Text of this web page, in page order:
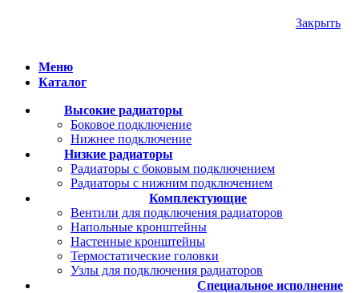
Закрыть
Меню
Каталог
Высокие радиаторы
Боковое подключение
Нижнее подключение
Низкие радиаторы
Радиаторы с боковым подключением
Радиаторы с нижним подключением
Комплектующие
Вентили для подключения радиаторов
Напольные кронштейны
Настенные кронштейны
Термостатические головки
Узлы для подключения радиаторов
Специальное исполнение